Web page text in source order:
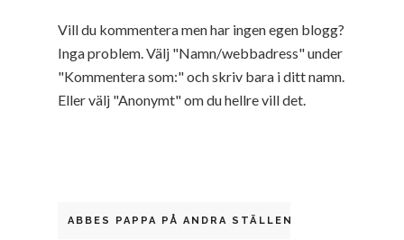
Vill du kommentera men har ingen egen blogg?
Inga problem. Välj "Namn/webbadress" under
"Kommentera som:" och skriv bara i ditt namn.
Eller välj "Anonymt" om du hellre vill det.
ABBES PAPPA PÅ ANDRA STÄLLEN